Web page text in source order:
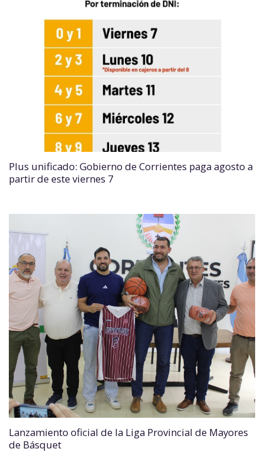
Plus unificado: Gobierno de Corrientes paga agosto a
partir de este viernes 7
Lanzamiento oficial de la Liga Provincial de Mayores
de Básquet